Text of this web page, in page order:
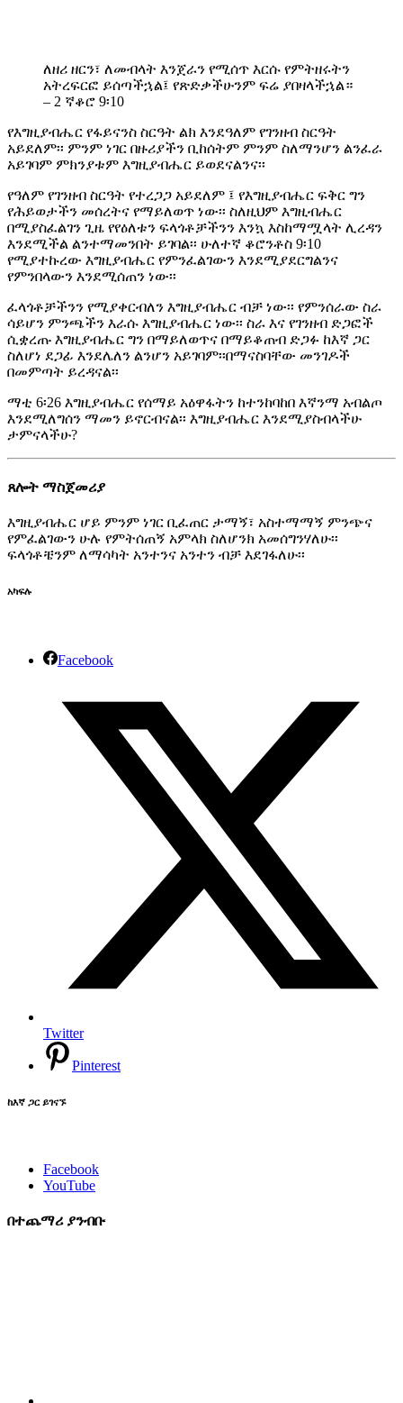
ለዘሪ ዘርን፣ ለመብላት እንጀራን የሚሰጥ እርሱ የምትዘሩትን
አትረፍርፎ ይሰጣችኋል፤ የጽድቃችሁንም ፍሬ ያበዛላችኋል።
– 2 ኛቆሮ 9፡10
የእግዚያብሔር የፋይናንስ ስርዓት ልክ እንደዓለም የገንዘብ ስርዓት
አይደለም፡፡ ምንም ነገር በዙሪያችን ቢከሰትም ምንም ስለማንሆን ልንፈራ
አይገባም ምክንያቱም እግዚያብሔር ይወደናልንና፡፡
የዓለም የገንዘብ ስርዓት የተረጋጋ አይደለም ፤ የእግዚያብሔር ፍቅር ግን
የሕይወታችን መሰረትና የማይለወጥ ነው፡፡ ስለዚህም እግዚብሔር
በሚያስፈልገን ጊዜ የየዕለቱን ፍላጎቶቻችንን እንኳ እስከማሟላት ሊረዳን
እንደሚችል ልንተማመንበት ይገባል፡፡ ሁለተኛ ቆሮንቶስ 9፡10
የሚያተኩረው እግዚያብሔር የምንፈልገውን እንደሚያደርግልንና
የምንበላውን እንደሚሰጠን ነው፡፡
ፈላጎቶቻችንን የሚያቀርብለን እግዚያብሔር ብቻ ነው፡፡ የምንሰራው ስራ
ሳይሆን ምንጫችን እራሱ እግዚያብሔር ነው፡፡ ስራ እና የገንዘብ ድጋፎች
ሲቋረጡ እግዚያብሔር ግን በማይለወጥና በማይቆጠብ ድጋፉ ከእኛ ጋር
ስለሆነ ደጋፊ እንደሌለን ልንሆን አይገባም፡፡በማናስባቸው መንገዶች
በመምጣት ይረዳናል፡፡
ማቲ 6፡26 እግዚያብሔር የሰማይ አዕዋፋትን ከተንከባከበ እኛንማ አብልጦ
እንደሚለግሰን ማመን ይኖርብናል፡፡ እግዚያብሔር እንደሚያስብላችሁ
ታምናላችሁ?
ጸሎት ማስጀመሪያ
እግዚያብሔር ሆይ ምንም ነገር ቢፈጠር ታማኝ፣ አስተማማኝ ምንጭና
የምፈልገውን ሁሉ የምትሰጠኝ አምላክ ስለሆንክ አመሰግንሃለሁ፡፡
ፍላጎቶቼንም ለማሳካት አንተንና አንተን ብቻ እደገፋለሁ፡፡
አካፍሉ
Facebook
Twitter
Pinterest
ከእኛ ጋር ይገናኙ
Facebook
YouTube
በተጨማሪ ያንብቡ